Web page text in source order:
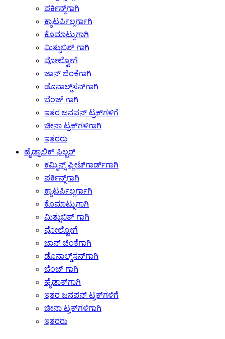
ಪರ್ಕಿನ್ಸ್‌ಗಾಗಿ
ಕ್ಯಾಟರ್ಪಿಲ್ಲರ್ಗಾಗಿ
ಕೊಮಾಟ್ಸುಗಾಗಿ
ಮಿತ್ಸುಬಿಶ್ ಗಾಗಿ
ವೋಲ್ವೋಗೆ
ಜಾನ್ ಜಿಂಕೆಗಾಗಿ
ಡೊನಾಲ್ಡ್‌ಸನ್‌ಗಾಗಿ
ಬೆಂಜ್ ಗಾಗಿ
ಇತರ ಜನಪನ್ ಟ್ರಕ್‌ಗಳಿಗೆ
ಚೀನಾ ಟ್ರಕ್‌ಗಳಿಗಾಗಿ
ಇತರರು
ಹೈಡ್ರಾಲಿಕ್ ಫಿಲ್ಟರ್
ಕಮ್ಮಿನ್ಸ್ ಫ್ಲೀಟ್‌ಗಾರ್ಡ್‌ಗಾಗಿ
ಪರ್ಕಿನ್ಸ್‌ಗಾಗಿ
ಕ್ಯಾಟರ್ಪಿಲ್ಲರ್ಗಾಗಿ
ಕೊಮಾಟ್ಸುಗಾಗಿ
ಮಿತ್ಸುಬಿಶ್ ಗಾಗಿ
ವೋಲ್ವೋಗೆ
ಜಾನ್ ಜಿಂಕೆಗಾಗಿ
ಡೊನಾಲ್ಡ್‌ಸನ್‌ಗಾಗಿ
ಬೆಂಜ್ ಗಾಗಿ
ಹೈಡಾಕ್‌ಗಾಗಿ
ಇತರ ಜನಪನ್ ಟ್ರಕ್‌ಗಳಿಗೆ
ಚೀನಾ ಟ್ರಕ್‌ಗಳಿಗಾಗಿ
ಇತರರು